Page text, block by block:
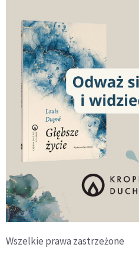
Wszelkie prawa zastrzeżone